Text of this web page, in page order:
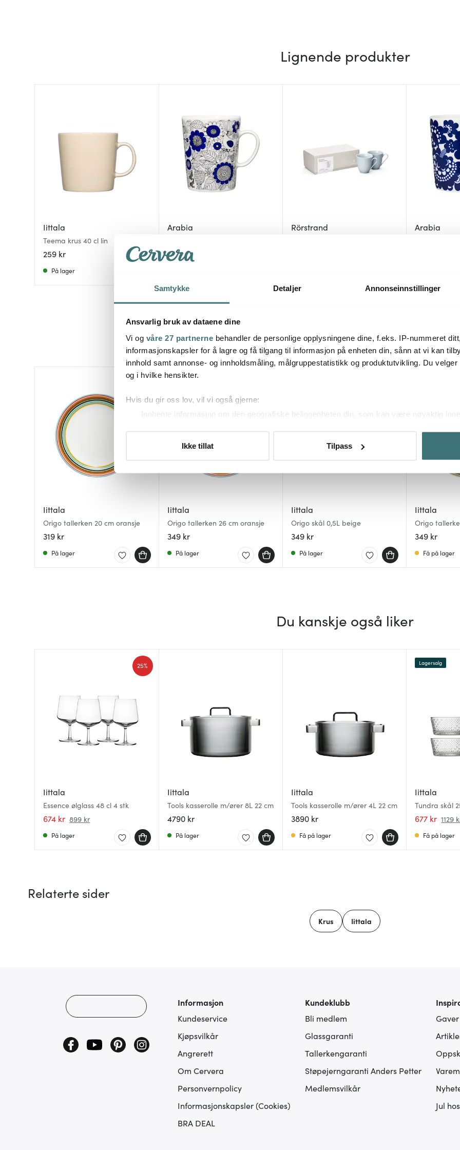
Samtykke Detaljer Annonseinnstillinger
Ansvarlig bruk av dataene dine
Vi og våre 27 partnerne behandler de personlige opplysningene dine, f.eks. IP-nummeret
informasjonskapsler for å lagre og få tilgang til informasjon på enheten din, sånn at vi kan
innhold samt annonse- og innholdsmåling, målgruppestatistikk og produktutvikling. Du
og i hvilke hensikter.
Hvis du gir oss lov, vil vi også gjerne:
Innhente informasjon om den geografiske beliggenheten din, som kan være nøyaktig
Du kan hele tiden endre eller trekke tilbake ditt samtykke fra erklæringen om
Vi bruker informasjonskapsler for å gi innhold og annonser et personlig preg, for å levere
sosiale medier, annonsering og analysearbeid, som kan kombinere den med annen
dem, eller som de har samlet inn gjennom din bruk av tjenestene deres.
Ikke tillat Tilpass
Lignende produkter
Iittala
Teema krus 40 cl lin
259 kr
På lager
Arabia
285 kr
Rörstrand Arabia
Mer fra samme serie
Iittala
Origo tallerken 20 cm oransje
319 kr
På lager
Iittala
Origo tallerken 26 cm oransje
349 kr
På lager
Iittala
Origo skål 0,5L beige
349 kr
På lager
Iittala
Origo
349 kr
Få på lager
Du kanskje også liker
Iittala
Essence ølglass 48 cl 4 stk
674 kr 899 kr
25%
På lager
Iittala
Tools kasserolle m/ører 8L 22 cm
4790 kr
På lager
Iittala
Tools kasserolle m/ører 4L 22 cm
3890 kr
Få på lager
Iittala
Tundra skål
677 kr 1129
Lagersalg
Få på lager
Relaterte sider
Krus Iittala
Informasjon
Kundeservice
Kjøpsvilkår
Angrerett
Om Cervera
Personvernpolicy
Informasjonskapsler (Cookies)
BRA DEAL
Kundeklubb
Bli medlem
Glassgaranti
Tallerkengaranti
Støpejerngaranti Anders Petter
Medlemsvilkår
Gaver
Jul